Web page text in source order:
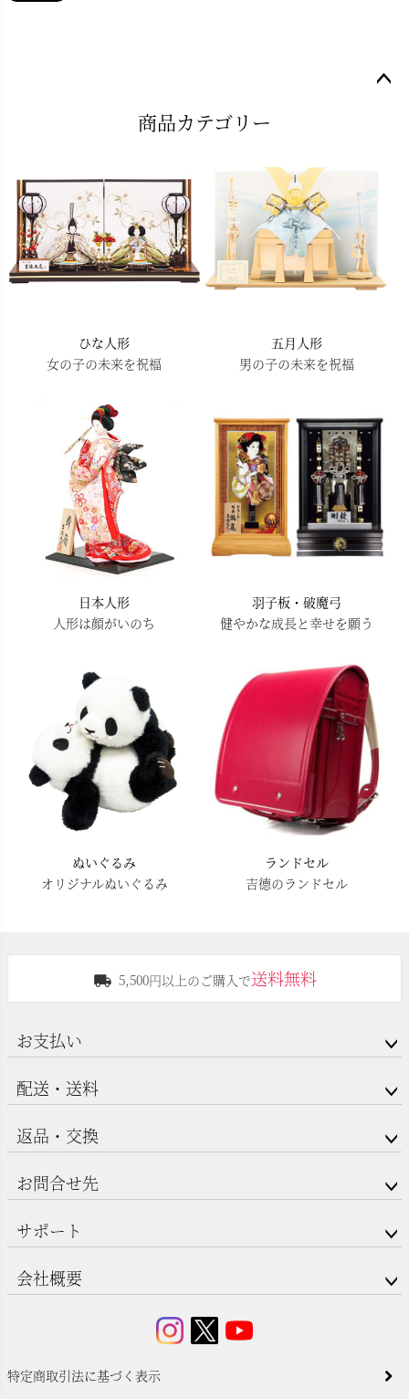
商品カテゴリー
ひな人形
女の子の未来を祝福
五月人形
男の子の未来を祝福
日本人形
人形は顔がいのち
羽子板・破魔弓
健やかな成長と幸せを願う
ぬいぐるみ
オリジナルぬいぐるみ
ランドセル
吉德のランドセル
5,500円以上のご購入で送料無料
お支払い
配送・送料
返品・交換
お問合せ先
サポート
会社概要
特定商取引法に基づく表示